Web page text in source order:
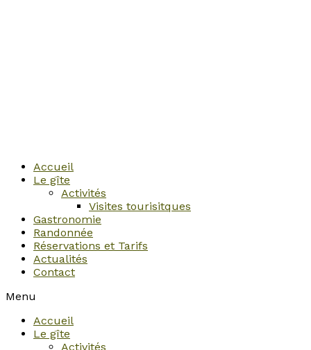
Accueil
Le gîte
Activités
Visites tourisitques
Gastronomie
Randonnée
Réservations et Tarifs
Actualités
Contact
Menu
Accueil
Le gîte
Activités